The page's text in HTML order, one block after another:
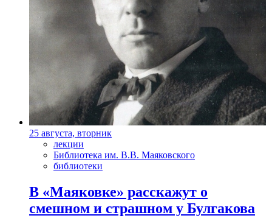
25 августа, вторник
лекции
Библиотека им. В.В. Маяковского
библиотеки
В «Маяковке» расскажут о
смешном и страшном у Булгакова